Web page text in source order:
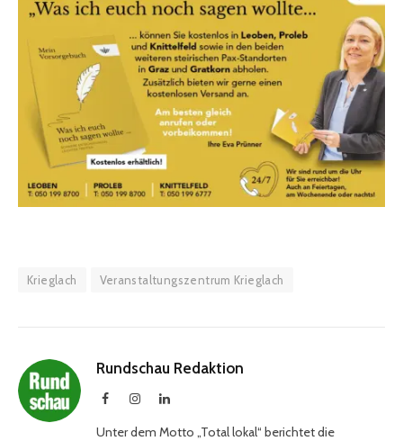
Krieglach Veranstaltungszentrum Krieglach
Rundschau Redaktion
FacebookInstagramLinkedIn
Unter dem Motto „Total lokal“ berichtet die